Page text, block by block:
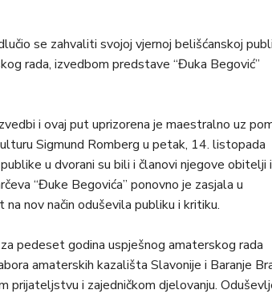
se zahvaliti svojoj vjernoj belišćanskoj
rada, izvedbom predstave “Đuka Begović”
i ovaj put uprizorena je maestralno uz
Sigmund Romberg u petak, 14. listopada
u dvorani su bili i članovi njegove obitelji i
“Đuke Begovića” ponovno je zasjala u
nov način oduševila publiku i kritiku.
pedeset godina uspješnog amaterskog rada
amaterskih kazališta Slavonije i Baranje
prijateljstvu i zajedničkom djelovanju.